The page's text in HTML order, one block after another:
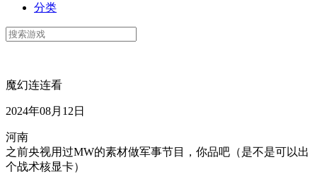
分类
魔幻连连看
2024年08月12日
河南
之前央视用过MW的素材做军事节目，你品吧（是不是可以出
个战术核显卡）